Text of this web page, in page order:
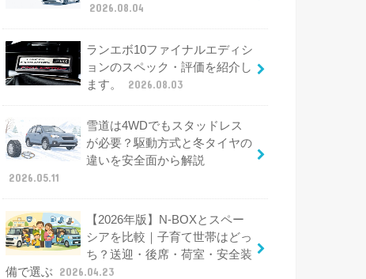
2026.08.04
ランエボ10ファイナルエディシ
ョンのスペック・評価を紹介し
ます。
2026.08.03
雪道は4WDでもスタッドレス
が必要？駆動方式と冬タイヤの
違いを安全面から解説
2026.05.11
【2026年版】N-BOXとスペー
シアを比較｜子育て世帯はどっ
ち？送迎・後席・荷室・安全装
備で選ぶ
2026.04.23